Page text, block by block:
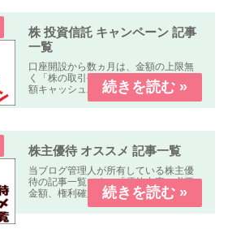
使い方社名クリック（スマホはタッ...
株 投資信託 キャンペーン 記事
一覧
口座開設から数ヵ月は、金額の上限無
く「株の取引手数料が無料」又は「全
額キャッシュバック」のキャンペーン
中心に掲載しています。
株主優待 オススメ 記事一覧
当ブログ管理人が所有している株主優
待の記事一覧です。「優待内容、必要
金額、権利確定日、優待到着日、使用
期限、優待利回り、配当利回り、オス
スメ度」などについて解説します。